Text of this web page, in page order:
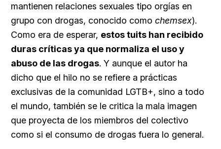
mantienen relaciones sexuales tipo orgías en
grupo con drogas, conocido como chemsex).
Como era de esperar, estos tuits han recibido
duras críticas ya que normaliza el uso y
abuso de las drogas. Y aunque el autor ha
dicho que el hilo no se refiere a prácticas
exclusivas de la comunidad LGTB+, sino a todo
el mundo, también se le critica la mala imagen
que proyecta de los miembros del colectivo
como si el consumo de drogas fuera lo general.